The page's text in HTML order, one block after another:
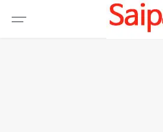
여행정보
생활정보